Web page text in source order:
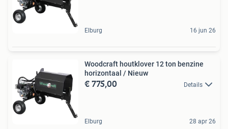
Elburg 16 jun 26
Woodcraft houtklover 12 ton benzine
horizontaal / Nieuw
€ 775,00 Details
Elburg 28 apr 26